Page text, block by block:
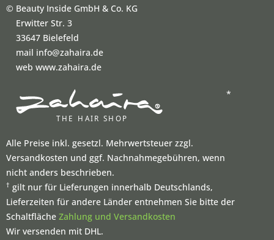
© Beauty Inside GmbH & Co. KG
Erwitter Str. 3
33647 Bielefeld
mail info@zahaira.de
web www.zahaira.de
*
Alle Preise inkl. gesetzl. Mehrwertsteuer zzgl.
Versandkosten und ggf. Nachnahmegebühren, wenn
nicht anders beschrieben.
† gilt nur für Lieferungen innerhalb Deutschlands,
Lieferzeiten für andere Länder entnehmen Sie bitte der
Schaltfläche Zahlung und Versandkosten
Wir versenden mit DHL.